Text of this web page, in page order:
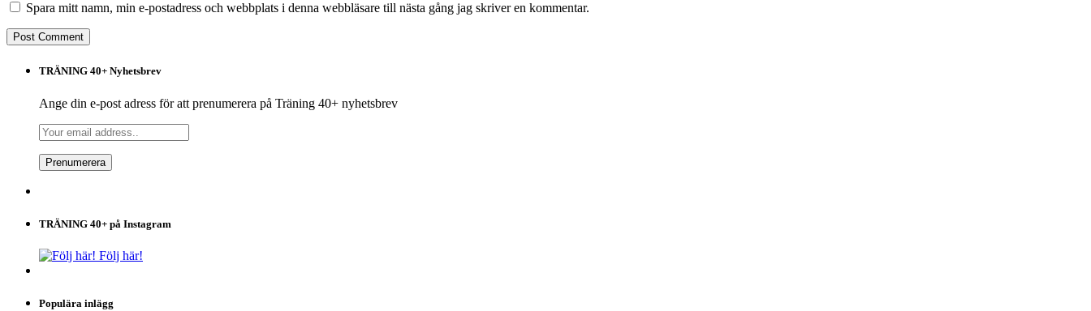
Spara mitt namn, min e-postadress och webbplats i denna webbläsare till nästa gång jag skriver en kommentar.
TRÄNING 40+ Nyhetsbrev
Ange din e-post adress för att prenumerera på Träning 40+ nyhetsbrev
TRÄNING 40+ på Instagram
Följ här!
Populära inlägg